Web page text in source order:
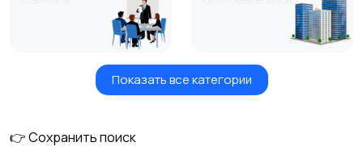
Услуги
Показать все категории
👉 Сохранить поиск